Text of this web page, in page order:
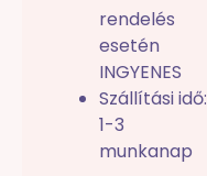
rendelés
esetén
INGYENES
Szállítási idő:
1-3
munkanap